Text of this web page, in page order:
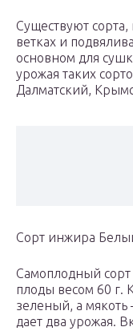
Существуют
ветках и
основном для
урожая таких
Далматский,
Сорт инжира
Самоплодный
плоды весом 60 г.
зеленый, а мякоть
дает два урожая.